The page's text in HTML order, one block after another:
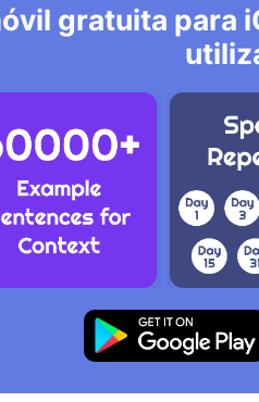
gratuita para